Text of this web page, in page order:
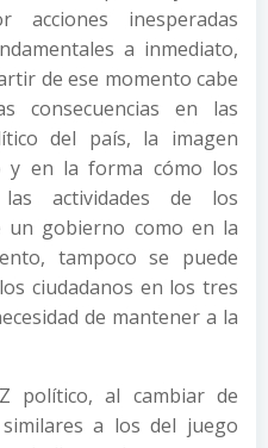
inesperadas
a inmediato,
de ese momento cabe
consecuencias en las
del país, la imagen
y en la forma cómo los
las actividades de los
gobierno como en la
tampoco se puede
ciudadanos en los tres
de mantener a la
político, al cambiar de
a los del juego